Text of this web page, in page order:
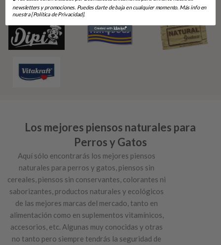
Los mejores piensos naturales para
Perros y Gatos
Aquí sólo encontrarás los mejores piensos
naturales para perros y gatos, piensos sin
cereales, piensos sin conservantes, colorantes ni
saborizantes, productos naturales y ecológicos
de las mejores marcas del mercado, tanto en
alimentación como en suplementos vitamínicos,
accesorios, etc. Algunas muy conocidas y otras
no tanto pero siempre tendrás la seguridad de
newsletters y promociones. Puedes darte de baja en cualquier momento. Más info en
nuestra [Política de Privacidad].